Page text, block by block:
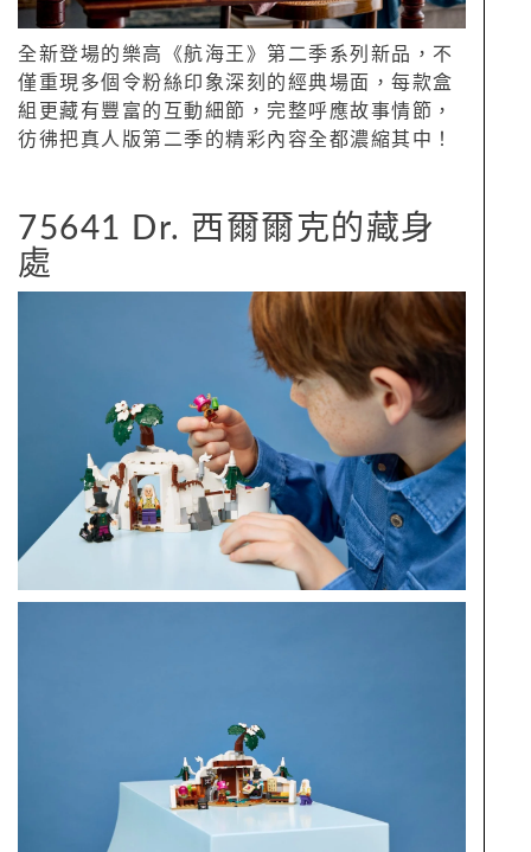
全新登場的樂高《航海王》第二季系列新品，不
僅重現多個令粉絲印象深刻的經典場面，每款盒
組更藏有豐富的互動細節，完整呼應故事情節，
彷彿把真人版第二季的精彩內容全都濃縮其中！
75641 Dr. 西爾爾克的藏身
處